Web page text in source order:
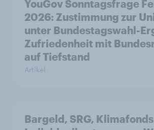
YouGov Sonntagsfrage
2026: Zustimmung zur
unter Bundestagswahl-
Zufriedenheit mit
auf Tiefstand
Artikel
Bargeld, SRG, Klimafonds